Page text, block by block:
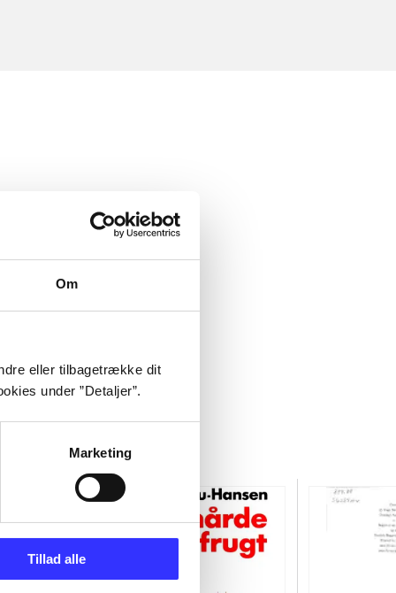
Om
eller tilbagetrække dit
under ”Detaljer”.
Marketing
Tillad alle